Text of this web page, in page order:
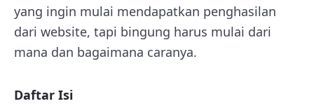
yang ingin mulai mendapatkan penghasilan
dari website, tapi bingung harus mulai dari
mana dan bagaimana caranya.
Daftar Isi